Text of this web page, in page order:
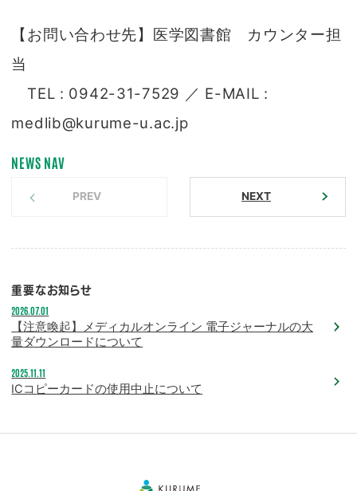
【お問い合わせ先】医学図書館 カウンター担
当
TEL : 0942-31-7529 ／ E-MAIL :
medlib@kurume-u.ac.jp
NEWS NAV
PREV NEXT
重要なお知らせ
2026.07.01
【注意喚起】メディカルオンライン 電子ジャーナルの大
量ダウンロードについて
2025.11.11
ICコピーカードの使用中止について